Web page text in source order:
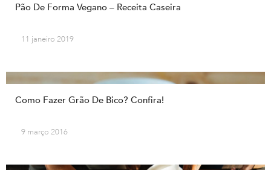
Pão De Forma Vegano – Receita Caseira
11 janeiro 2019
Como Fazer Grão De Bico? Confira!
9 março 2016